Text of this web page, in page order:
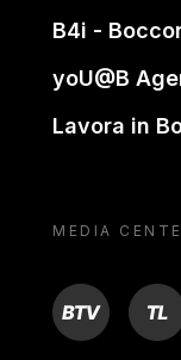
B4i -
yoU@B
Lavora in
MEDIA
BTV TL